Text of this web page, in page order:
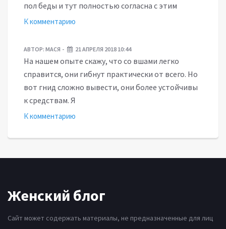
пол беды и тут полностью согласна с этим
К комментарию
АВТОР: МАСЯ 21 АПРЕЛЯ 2018 10:44
На нашем опыте скажу, что со вшами легко
справится, они гибнут практически от всего. Но
вот гнид сложно вывести, они более устойчивы
к средствам. Я
К комментарию
Женский блог
Сайт может содержать материалы, не предназначенные для лиц